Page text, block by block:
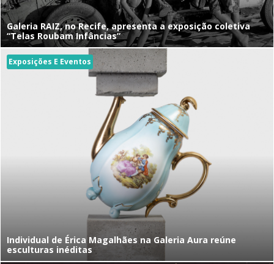
Galeria RAIZ, no Recife, apresenta a exposição coletiva
“Telas Roubam Infâncias”
Exposições E Eventos
Individual de Érica Magalhães na Galeria Aura reúne
esculturas inéditas